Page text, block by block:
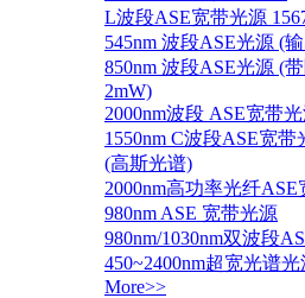
L波段ASE宽带光源
545nm 波段ASE光源 (
850nm 波段ASE光源 (
2mW)
2000nm波段 ASE宽带
1550nm C波段ASE宽带
(高斯光谱)
2000nm高功率光纤
980nm ASE 宽带光源
980nm/1030nm双波段
450~2400nm超宽光谱光
More>>